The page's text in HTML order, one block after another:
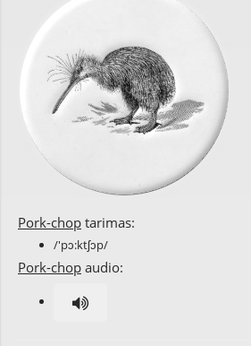
Pork-chop tarimas:
/'pɔ:ktʃɔp/
Pork-chop audio: